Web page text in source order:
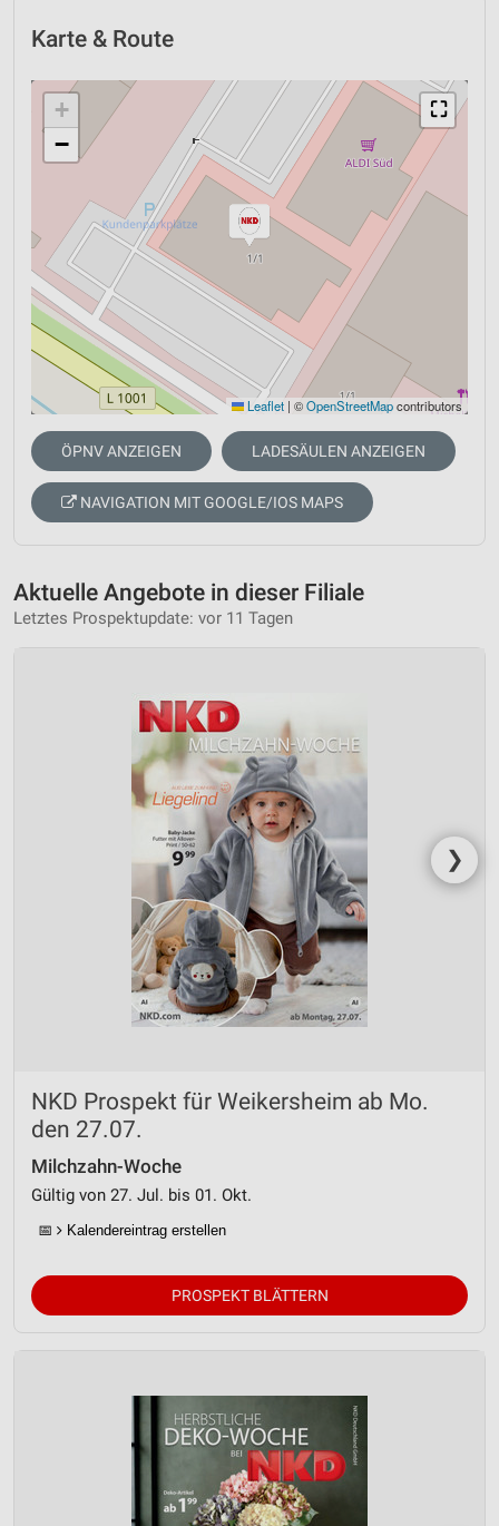
Karte & Route
⛶
+
−
Leaflet | ©OpenStreetMapcontributors
ÖPNV ANZEIGEN LADESÄULEN ANZEIGEN
NAVIGATION MIT GOOGLE/IOS MAPS
Aktuelle Angebote in dieser Filiale
Letztes Prospektupdate: vor 11 Tagen
❯
NKD Prospekt für Weikersheim ab Mo.
den 27.07.
Milchzahn-Woche
Gültig von 27. Jul. bis 01. Okt.
📅 Kalendereintrag erstellen
PROSPEKT BLÄTTERN